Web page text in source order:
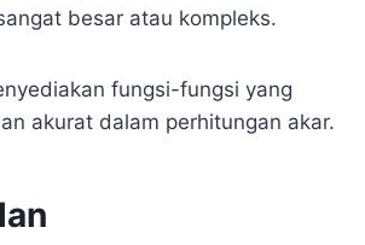
besar atau kompleks.
fungsi-fungsi yang
akurat dalam perhitungan akar.